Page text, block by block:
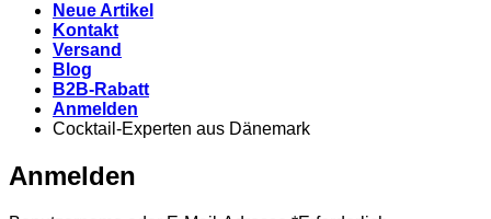
Neue Artikel
Kontakt
Versand
Blog
B2B-Rabatt
Anmelden
Cocktail-Experten aus Dänemark
Anmelden